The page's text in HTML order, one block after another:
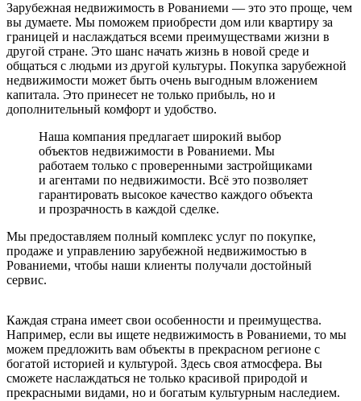
Зарубежная недвижимость в Рованиеми — это это проще, чем
вы думаете. Мы поможем приобрести дом или квартиру за
границей и наслаждаться всеми преимуществами жизни в
другой стране. Это шанс начать жизнь в новой среде и
общаться с людьми из другой культуры. Покупка зарубежной
недвижимости может быть очень выгодным вложением
капитала. Это принесет не только прибыль, но и
дополнительный комфорт и удобство.
Наша компания предлагает широкий выбор
объектов недвижимости в Рованиеми. Мы
работаем только с проверенными застройщиками
и агентами по недвижимости. Всё это позволяет
гарантировать высокое качество каждого объекта
и прозрачность в каждой сделке.
Мы предоставляем полный комплекс услуг по покупке,
продаже и управлению зарубежной недвижимостью в
Рованиеми, чтобы наши клиенты получали достойный
сервис.
Каждая страна имеет свои особенности и преимущества.
Например, если вы ищете недвижимость в Рованиеми, то мы
можем предложить вам объекты в прекрасном регионе с
богатой историей и культурой. Здесь своя атмосфера. Вы
сможете наслаждаться не только красивой природой и
прекрасными видами, но и богатым культурным наследием.